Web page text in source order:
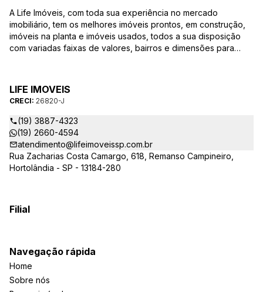
A Life Imóveis, com toda sua experiência no mercado
imobiliário, tem os melhores imóveis prontos, em construção,
imóveis na planta e imóveis usados, todos a sua disposição
com variadas faixas de valores, bairros e dimensões para
as suas dúvidas sobre casas, apartamentos, terrenos, salas
comerciais e outros produtos imobiliários.
LIFE IMOVEIS
CRECI: 26820-J
(19) 3887-4323
(19) 2660-4594
atendimento@lifeimoveissp.com.br
Rua Zacharias Costa Camargo, 618, Remanso Campineiro,
Hortolândia - SP - 13184-280
Filial
Navegação rápida
Home
Sobre nós